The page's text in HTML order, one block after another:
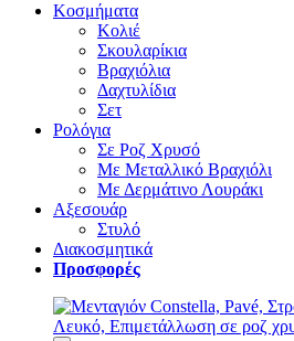
Κοσμήματα
Κολιέ
Σκουλαρίκια
Βραχιόλια
Δαχτυλίδια
Σετ
Ρολόγια
Σε Ροζ Χρυσό
Με Μεταλλικό Βραχιόλι
Με Δερμάτινο Λουράκι
Αξεσουάρ
Στυλό
Διακοσμητικά
Προσφορές